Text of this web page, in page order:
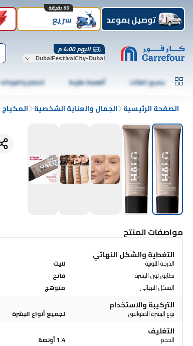
توصيل بموعد سريع
60 دقيقة
اليوم 4:00 م
DubaiFestivalCity-Dubai
جميع الفئات أطعمة طازجة الخضار والفواكه
الصفحة الرئيسية الجمال والعناية الشخصية المكياج
مواصفات المنتج
التغطية والشكل النهائي
الدرجة اللونية لايت
تطابق لون البشرة
فاتح
الشكل النهائي
متوهج
التركيبة والاستخدام
نوع البشرة المتوافق لجميع أنواع البشرة
التغليف
الحجم 1.4 أونصة